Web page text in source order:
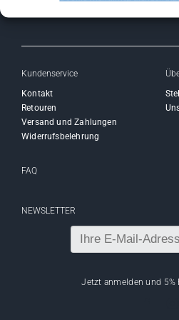
Kundenservice
Kontakt
Retouren
Versand und Zahlungen
Widerrufsbelehrung
FAQ
NEWSLETTER
Jetzt anmelden und 5%